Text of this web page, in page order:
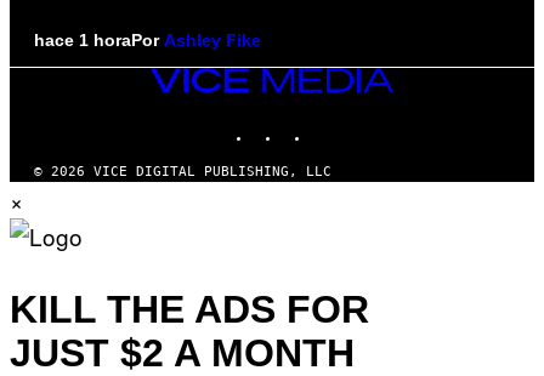
hace 1 horaPorAshley Fike
VICE
© 2026 VICE DIGITAL PUBLISHING, LLC
×
KILL THE ADS FOR
JUST $2 A MONTH